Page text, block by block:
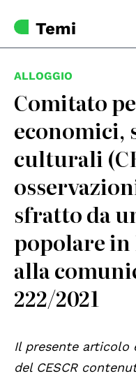
Temi
ALLOGGIO
Comitato
economici,
culturali
sfratto da
popolare
alla
222/2021
Il presente articolo
del CESCR